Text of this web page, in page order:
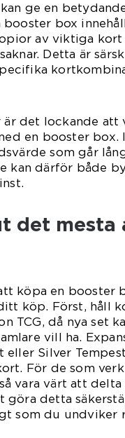
ge en
booster box
av viktiga kort
Detta är
är det lockande
en booster box.
som går
kan därför både
det mesta
köpa en booster
köp. Först, håll
TCG, då nya set
vill ha.
eller Silver
För de som
vara värt att
göra detta
som du undviker